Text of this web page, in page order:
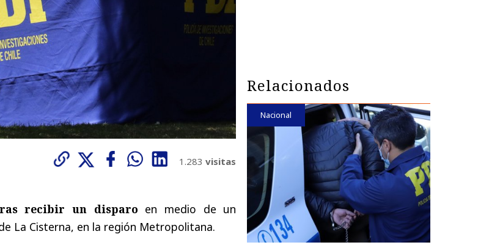
1.283 visitas
recibir un disparo en medio de un
La Cisterna, en la región Metropolitana.
Relacionados
Nacional